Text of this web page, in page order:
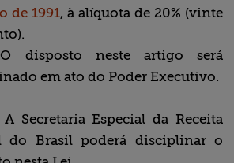
de 1991, à alíquota de 20% (vinte
disposto neste artigo será
em ato do Poder Executivo.
Secretaria Especial da Receita
do Brasil poderá disciplinar o